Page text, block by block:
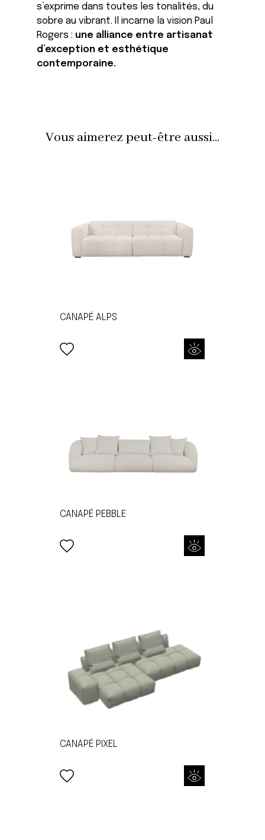
s’exprime dans toutes les tonalités, du
sobre au vibrant. Il incarne la vision Paul
Rogers : une alliance entre artisanat
d’exception et esthétique
contemporaine.
Vous aimerez peut-être aussi...
CANAPÉ ALPS
CANAPÉ PEBBLE
CANAPÉ PIXEL